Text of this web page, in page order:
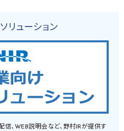
リューション
、WEB説明会など、野村IRが提供す